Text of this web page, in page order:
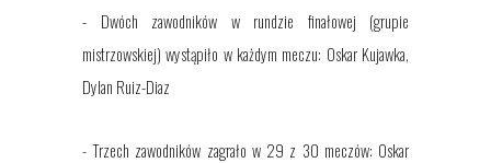
- Dwóch zawodników w rundzie finałowej (grupie
mistrzowskiej) wystąpiło w każdym meczu: Oskar Kujawka,
Dylan Ruiz-Diaz
- Trzech zawodników zagrało w 29 z 30 meczów: Oskar